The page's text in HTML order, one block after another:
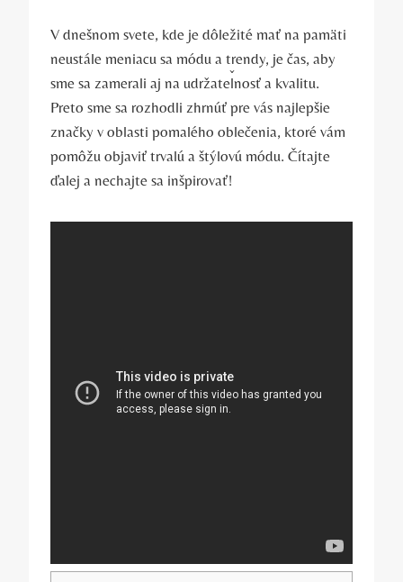
V dnešnom svete, kde je dôležité mať na pamäti
neustále meniacu sa módu a trendy, je čas, aby
sme sa zamerali aj na udržateľnosť a kvalitu.
Preto sme sa rozhodli zhrnúť pre vás najlepšie
značky v oblasti pomalého oblečenia, ktoré vám
pomôžu objaviť trvalú a štýlovú módu. Čítajte
ďalej a nechajte sa inšpirovať!